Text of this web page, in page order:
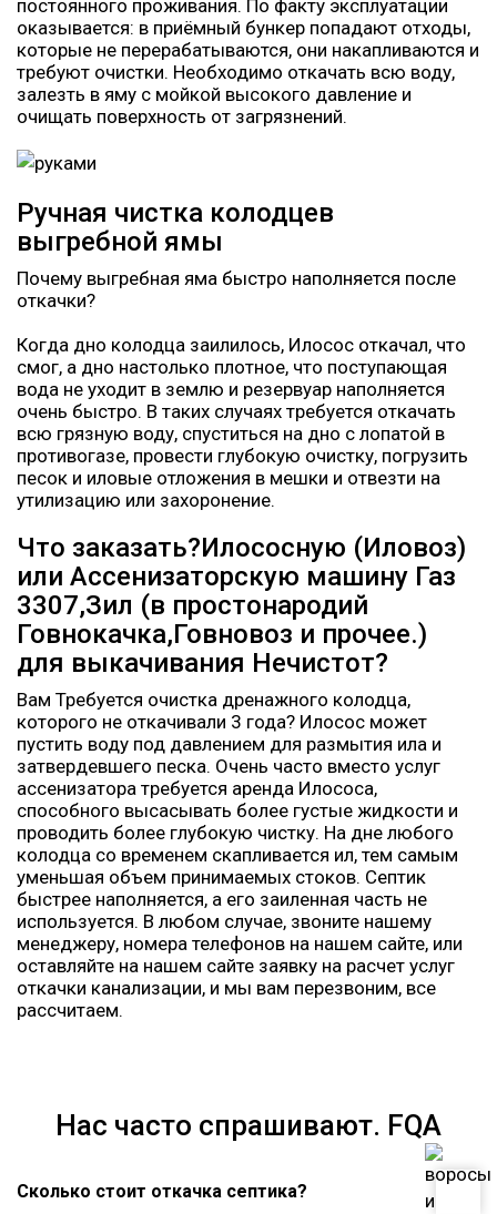
постоянного проживания. По факту эксплуатации
оказывается: в приёмный бункер попадают отходы,
которые не перерабатываются, они накапливаются и
требуют очистки. Необходимо откачать всю воду,
залезть в яму с мойкой высокого давление и
очищать поверхность от загрязнений.
Ручная чистка колодцев
выгребной ямы
Почему выгребная яма быстро наполняется после
откачки?
Когда дно колодца заилилось, Илосос откачал, что
смог, а дно настолько плотное, что поступающая
вода не уходит в землю и резервуар наполняется
очень быстро. В таких случаях требуется откачать
всю грязную воду, спуститься на дно с лопатой в
противогазе, провести глубокую очистку, погрузить
песок и иловые отложения в мешки и отвезти на
утилизацию или захоронение.
Что заказать?Илососную (Иловоз)
или Ассенизаторскую машину Газ
3307,Зил (в простонародий
Говнокачка,Говновоз и прочее.)
для выкачивания Нечистот?
Вам Требуется очистка дренажного колодца,
которого не откачивали 3 года? Илосос может
пустить воду под давлением для размытия ила и
затвердевшего песка. Очень часто вместо услуг
ассенизатора требуется аренда Илососа,
способного высасывать более густые жидкости и
проводить более глубокую чистку. На дне любого
колодца со временем скапливается ил, тем самым
уменьшая объем принимаемых стоков. Септик
быстрее наполняется, а его заиленная часть не
используется. В любом случае, звоните нашему
менеджеру, номера телефонов на нашем сайте, или
оставляйте на нашем сайте заявку на расчет услуг
откачки канализации, и мы вам перезвоним, все
рассчитаем.
Нас часто спрашивают. FQA
Сколько стоит откачка септика?